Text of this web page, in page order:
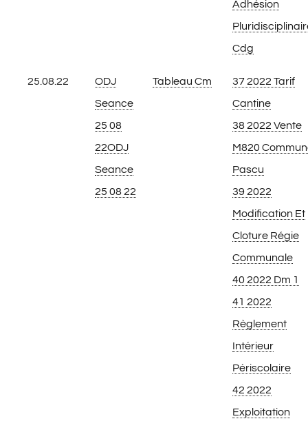
Adhésion
Cdg
25.08.22
ODJ
Seance
25 08
22ODJ
Seance
25 08 22
Tableau Cm
37 2022 Tarif
Cantine
38 2022 Vente
M820
Pascu
39 2022
Modification Et
Cloture Régie
Communale
40 2022 Dm 1
41 2022
Règlement
Intérieur
Périscolaire
42 2022
Exploitation